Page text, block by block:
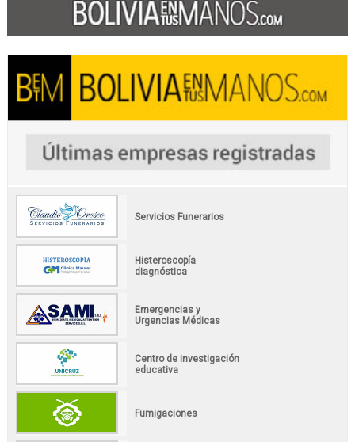
Servicios Funerarios
Histeroscopía
diagnóstica
Emergencias y
Urgencias Médicas
Centro de investigación
educativa
Fumigaciones